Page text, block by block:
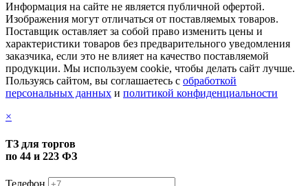
Информация на сайте не является публичной офертой.
Изображения могут отличаться от поставляемых товаров.
Поставщик оставляет за собой право изменить цены и
характеристики товаров без предварительного уведомления
заказчика, если это не влияет на качество поставляемой
продукции. Мы используем cookie, чтобы делать сайт лучше.
Пользуясь сайтом, вы соглашаетесь с обработкой
персональных данных и политикой конфиденциальности
×
ТЗ для торгов
по 44 и 223 ФЗ
Телефон